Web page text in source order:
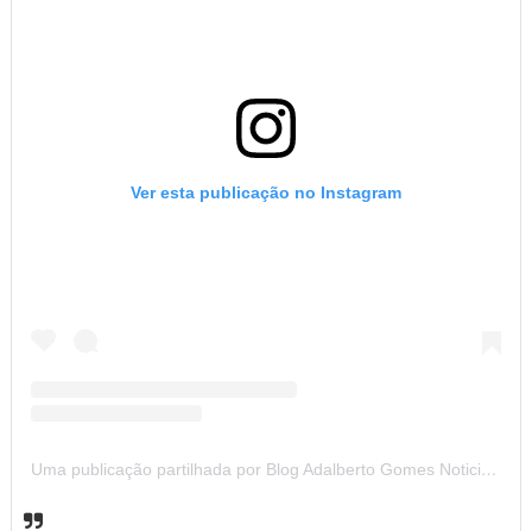
Ver esta publicação no Instagram
Uma publicação partilhada por Blog Adalberto Gomes Noticias (@blogadalbertogomesnoticiass)